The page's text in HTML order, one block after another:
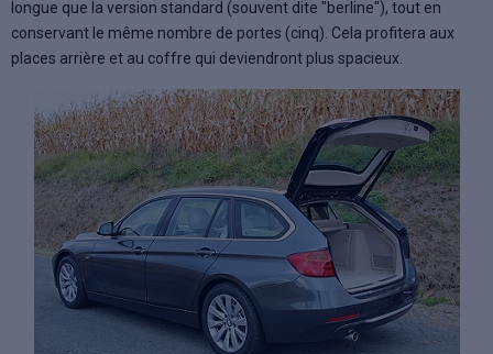
longue que la version standard (souvent dite "berline"), tout en
conservant le même nombre de portes (cinq). Cela profitera aux
places arrière et au coffre qui deviendront plus spacieux.